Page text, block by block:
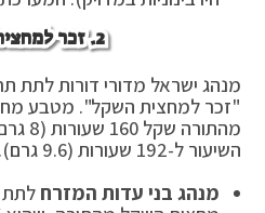
2. זכר למחצית השקל
מנהג ישראל מדורי דורות לתת
"זכר למחצית השקל". מטבע
השיעור ל-192 שעורות (9.6 גרם).
מנהג בני עדות המזרח לתת